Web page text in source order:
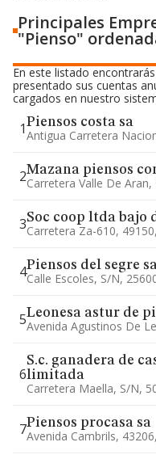
Principales
"Pienso"
En este listado
presentado sus cuentas
cargados en nuestro
1Piensos costa sa
Antigua Carretera
2Mazana piensos
Carretera Valle De
3Soc coop ltda bajo
Carretera Za-610,
4Piensos del segre
Calle Escoles, S/n,
5Leonesa astur de
Avenida Agustinos De
6
S.c. ganadera de
limitada
Carretera Maella, S/n,
7Piensos procasa sa
Avenida Cambrils,